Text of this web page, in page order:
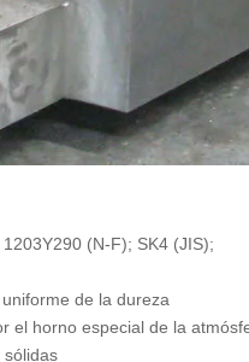
(N-F); SK4 (JIS);
de la dureza
el horno especial de la
sólidas